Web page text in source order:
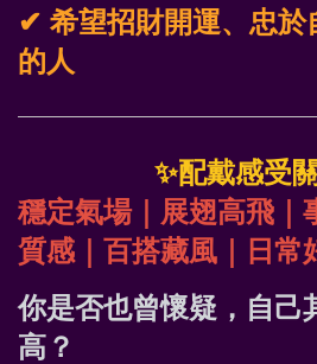
✔ 希望招財開運、忠於
的人
✨配戴感受
穩定氣場｜展翅高飛｜
質感｜百搭藏風｜日常
你是否也曾懷疑，自己
高？